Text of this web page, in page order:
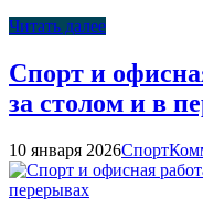
Читать далее
Спорт и
за столом и в
10 января 2026Спорт